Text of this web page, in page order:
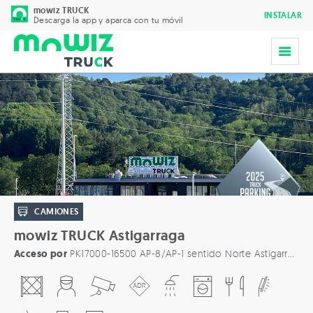
mowiz TRUCK
Descarga la app y aparca con tu móvil INSTALAR
CAMIONES
mowiz TRUCK Astigarraga
Acceso por PK17000-16500 AP-8/AP-1 sentido Norte Astigarraga, 20115 - Guipúzcoa